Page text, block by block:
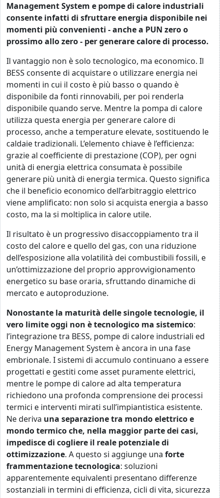
Management System e pompe di calore industriali
consente infatti di sfruttare energia disponibile nei
momenti più convenienti - anche a PUN zero o
prossimo allo zero - per generare calore di processo.
Il vantaggio non è solo tecnologico, ma economico. Il
BESS consente di acquistare o utilizzare energia nei
momenti in cui il costo è più basso o quando è
disponibile da fonti rinnovabili, per poi renderla
disponibile quando serve. Mentre la pompa di calore
utilizza questa energia per generare calore di
processo, anche a temperature elevate, sostituendo le
caldaie tradizionali. L’elemento chiave è l’efficienza:
grazie al coefficiente di prestazione (COP), per ogni
unità di energia elettrica consumata è possibile
generare più unità di energia termica. Questo significa
che il beneficio economico dell’arbitraggio elettrico
viene amplificato: non solo si acquista energia a basso
costo, ma la si moltiplica in calore utile.
Il risultato è un progressivo disaccoppiamento tra il
costo del calore e quello del gas, con una riduzione
dell’esposizione alla volatilità dei combustibili fossili, e
un’ottimizzazione del proprio approvvigionamento
energetico su base oraria, sfruttando dinamiche di
mercato e autoproduzione.
Nonostante la maturità delle singole tecnologie, il
vero limite oggi non è tecnologico ma sistemico:
l’integrazione tra BESS, pompe di calore industriali ed
Energy Management System è ancora in una fase
embrionale. I sistemi di accumulo continuano a essere
progettati e gestiti come asset puramente elettrici,
mentre le pompe di calore ad alta temperatura
richiedono una profonda comprensione dei processi
termici e interventi mirati sull’impiantistica esistente.
Ne deriva una separazione tra mondo elettrico e
mondo termico che, nella maggior parte dei casi,
impedisce di cogliere il reale potenziale di
ottimizzazione. A questo si aggiunge una forte
frammentazione tecnologica: soluzioni
apparentemente equivalenti presentano differenze
sostanziali in termini di efficienza, cicli di vita, sicurezza